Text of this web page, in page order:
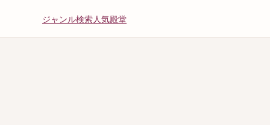
ジャンル検索人気殿堂